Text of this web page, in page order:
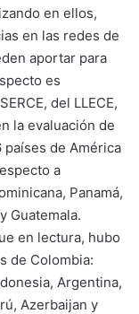
en ellos,
en las redes de
aportar para
es
del LLECE,
la evaluación de
países de América
a
Panamá,
Guatemala.
en lectura, hubo
de Colombia:
Argentina,
Azerbaijan y